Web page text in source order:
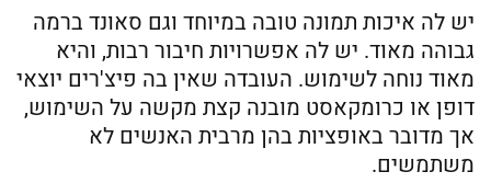
יש לה איכות תמונה טובה במיוחד וגם סאונד ברמה
גבוהה מאוד. יש לה אפשרויות חיבור רבות, והיא
מאוד נוחה לשימוש. העובדה שאין בה פיצ'רים יוצאי
דופן או כרומקאסט מובנה קצת מקשה על השימוש,
אך מדובר באופציות בהן מרבית האנשים לא
משתמשים.